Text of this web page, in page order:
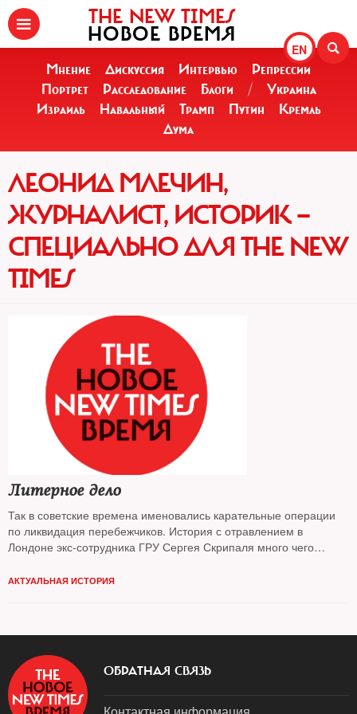
EN
THE NEW TIMES
НОВОЕ ВРЕМЯ
Мнение Дискуссия Интервью
Репрессии
Портрет
Расследование Блоги /
Украина
Израиль
Навальный Трамп Путин
Кремль
Дума
ЛЕОНИД МЛЕЧИН,
ЖУРНАЛИСТ, ИСТОРИК —
СПЕЦИАЛЬНО ДЛЯ THE NEW
TIMES
Литерное дело
Так в советские времена именовались карательные операции
по ликвидация перебежчиков. История с отравлением в
Лондоне экс-сотрудника ГРУ Сергея Скрипаля много чего
АКТУАЛЬНАЯ ИСТОРИЯ
ОБРАТНАЯ СВЯЗЬ